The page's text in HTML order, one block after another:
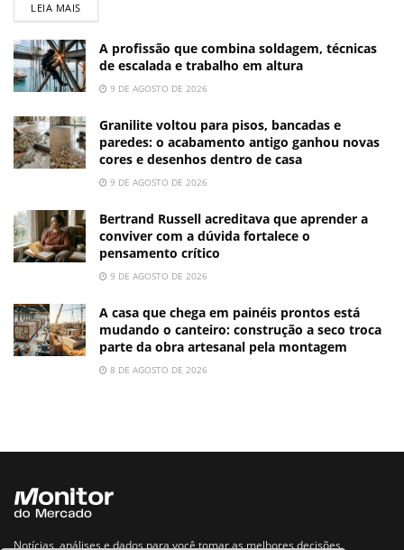
LEIA MAIS
A profissão que combina soldagem, técnicas
de escalada e trabalho em altura
9 DE AGOSTO DE 2026
Granilite voltou para pisos, bancadas e
paredes: o acabamento antigo ganhou novas
cores e desenhos dentro de casa
9 DE AGOSTO DE 2026
Bertrand Russell acreditava que aprender a
conviver com a dúvida fortalece o
pensamento crítico
9 DE AGOSTO DE 2026
A casa que chega em painéis prontos está
mudando o canteiro: construção a seco troca
parte da obra artesanal pela montagem
8 DE AGOSTO DE 2026
Notícias, análises e dados para você tomar as melhores decisões.